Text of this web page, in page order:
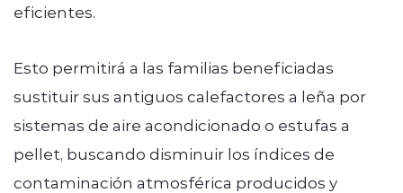
eficientes.
Esto permitirá a las familias beneficiadas
sustituir sus antiguos calefactores a leña por
sistemas de aire acondicionado o estufas a
pellet, buscando disminuir los índices de
contaminación atmosférica producidos y